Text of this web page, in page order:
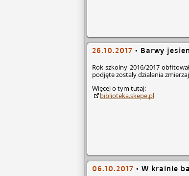
26.10.2017 • Barwy
Rok szkolny 2016/2017
podjęte zostały działania
Więcej o tym tutaj:
biblioteka.skepe.pl
06.10.2017 • W krainie